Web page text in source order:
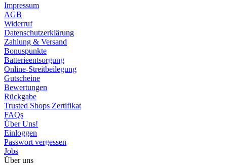
Impressum
AGB
Widerruf
Datenschutzerklärung
Zahlung & Versand
Bonuspunkte
Batterieentsorgung
Online-Streitbeilegung
Gutscheine
Bewertungen
Rückgabe
Trusted Shops Zertifikat
FAQs
Über Uns!
Einloggen
Passwort vergessen
Jobs
Über uns